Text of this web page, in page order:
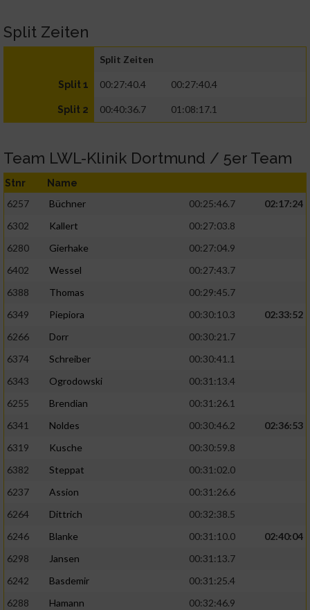
Split Zeiten
Split Zeiten
Split 1 00:27:40.4 00:27:40.4
Split 2 00:40:36.7 01:08:17.1
Team LWL-Klinik Dortmund / 5er Team
Stnr Name
6257 Büchner 00:25:46.7
02:17:24
6302
Kallert
00:27:03.8
6280
Gierhake
00:27:04.9
6402
Wessel
00:27:43.7
6388
Thomas
00:29:45.7
6349
Piepiora 00:30:10.3
02:33:52
6266
Dorr
00:30:21.7
6374
Schreiber
00:30:41.1
6343
Ogrodowski
00:31:13.4
6255
Brendian
00:31:26.1
6341
Noldes 00:30:46.2
02:36:53
6319
Kusche
00:30:59.8
6382
Steppat
00:31:02.0
6237
Assion
00:31:26.6
6264
Dittrich
00:32:38.5
6246
Blanke 00:31:10.0
02:40:04
6298
Jansen
00:31:13.7
6242
Basdemir
00:31:25.4
6288
Hamann
00:32:46.9